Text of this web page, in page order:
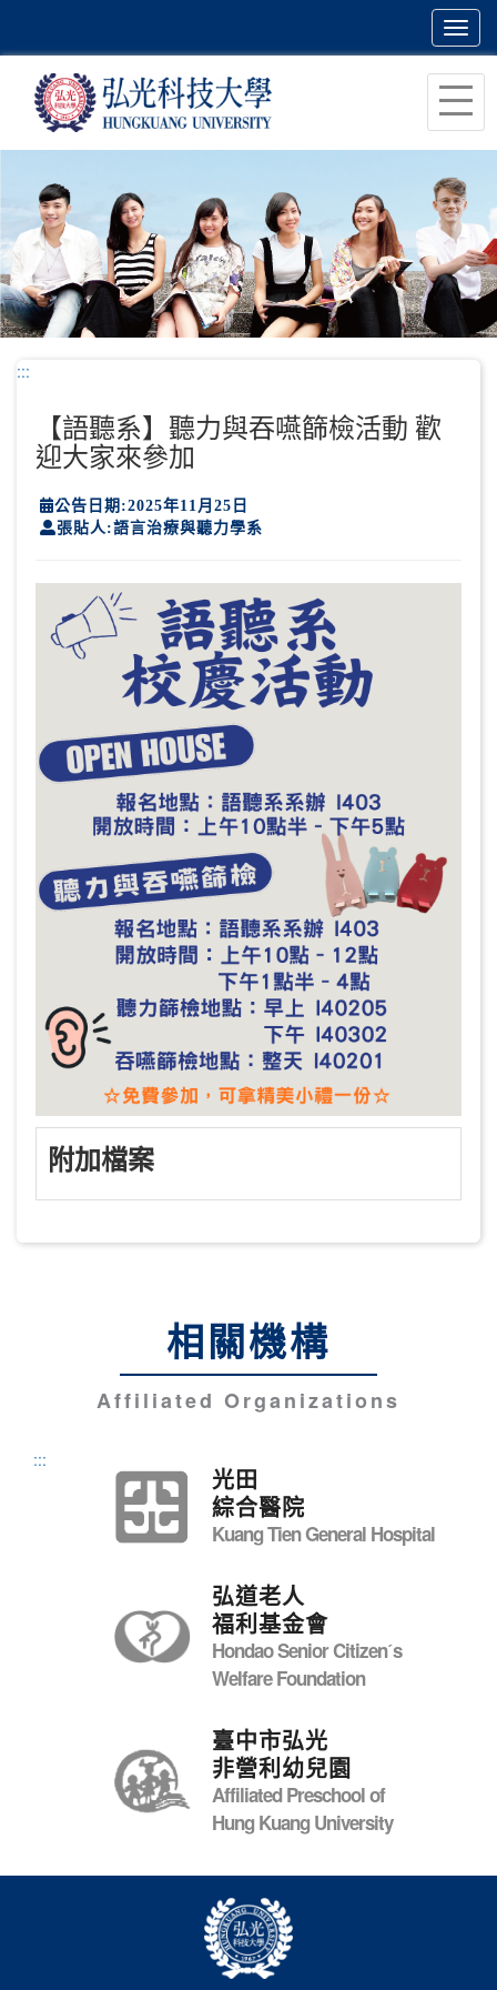
主
容
區
塊
:::
【語聽系】聽力與吞嚥篩檢活動 歡
迎大家來參加
公告日期:2025年11月25日
張貼人:語言治療與聽力學系
附加檔案
相關機構
Affiliated Organizations
:::
光田
綜合醫院
Kuang Tien General Hospital
弘道老人
福利基金會
Hondao Senior Citizenˊs
Welfare Foundation
臺中市弘光
非營利幼兒園
Affiliated Preschool of
Hung Kuang University